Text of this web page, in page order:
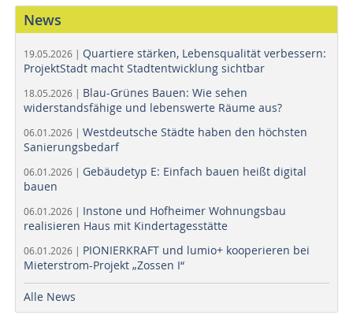
News
19.05.2026 | Quartiere stärken, Lebensqualität verbessern:
ProjektStadt macht Stadtentwicklung sichtbar
18.05.2026 | Blau-Grünes Bauen: Wie sehen
widerstandsfähige und lebenswerte Räume aus?
06.01.2026 | Westdeutsche Städte haben den höchsten
Sanierungsbedarf
06.01.2026 | Gebäudetyp E: Einfach bauen heißt digital
bauen
06.01.2026 | Instone und Hofheimer Wohnungsbau
realisieren Haus mit Kindertagesstätte
06.01.2026 | PIONIERKRAFT und lumio+ kooperieren bei
Mieterstrom-Projekt „Zossen I“
Alle News